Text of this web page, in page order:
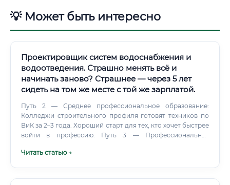
💡 Может быть интересно
Проектировщик систем водоснабжения и
водоотведения. Страшно менять всё и
начинать заново? Страшнее — через 5 лет
сидеть на том же месте с той же зарплатой.
Путь 2 — Среднее профессиональное образование:
Колледжи строительного профиля готовят техников по
ВиК за 2–3 года. Хороший старт для тех, кто хочет быстрее
войти в профессию. Путь 3 — Профессиональная
техническим образованием.
Читать статью →